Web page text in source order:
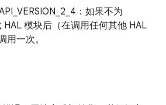
：如果不为
HAL 模块后（在调用任何其他 HAL
用一次。